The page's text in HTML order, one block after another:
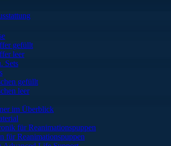
gefüllt
leer
Sets
gefüllt
leer
im Überblick
für Reanimationspuppen
für Reanimationspuppen